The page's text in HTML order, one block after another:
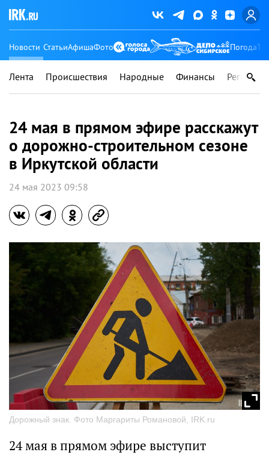
Новости СтатьиАфишаФото Погода
Лента Происшествия Народные Финансы Регионы
24 мая в прямом эфире расскажут
о дорожно-строительном сезоне
в Иркутской области
24 мая 2023 09:58
Дорожный знак. Фото Маргариты Романовой, IRK.ru
24 мая в прямом эфире выступит